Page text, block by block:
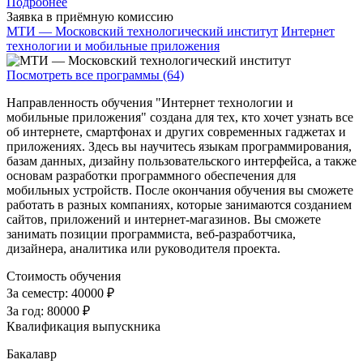
Заявка в приёмную комиссию
МТИ — Московский технологический институт Интернет
технологии и мобильные приложения
Посмотреть все программы (64)
Направленность обучения "Интернет технологии и
мобильные приложения" создана для тех, кто хочет узнать все
об интернете, смартфонах и других современных гаджетах и
приложениях. Здесь вы научитесь языкам программирования,
базам данных, дизайну пользовательского интерфейса, а также
основам разработки программного обеспечения для
мобильных устройств. После окончания обучения вы сможете
работать в разных компаниях, которые занимаются созданием
сайтов, приложений и интернет-магазинов. Вы сможете
занимать позиции программиста, веб-разработчика,
дизайнера, аналитика или руководителя проекта.
Стоимость обучения
За семестр: 40000 ₽
За год: 80000 ₽
Квалификация выпускника
Бакалавр